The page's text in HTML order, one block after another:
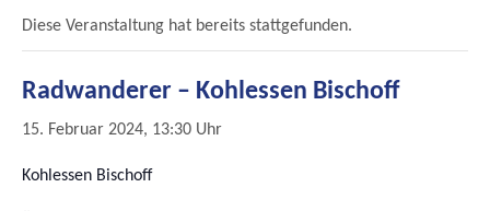
Diese Veranstaltung hat bereits stattgefunden.
Radwanderer – Kohlessen Bischoff
15. Februar 2024, 13:30 Uhr
Kohlessen Bischoff